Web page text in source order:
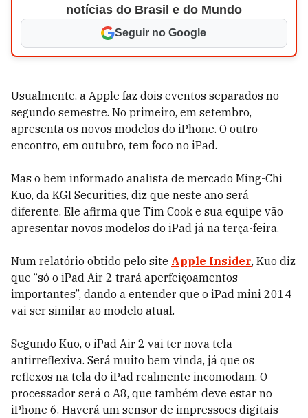
notícias do Brasil e do Mundo
Seguir no Google
Usualmente, a Apple faz dois eventos separados no
segundo semestre. No primeiro, em setembro,
apresenta os novos modelos do iPhone. O outro
encontro, em outubro, tem foco no iPad.
Mas o bem informado analista de mercado Ming-Chi
Kuo, da KGI Securities, diz que neste ano será
diferente. Ele afirma que Tim Cook e sua equipe vão
apresentar novos modelos do iPad já na terça-feira.
Num relatório obtido pelo site Apple Insider, Kuo diz
que “só o iPad Air 2 trará aperfeiçoamentos
importantes”, dando a entender que o iPad mini 2014
vai ser similar ao modelo atual.
Segundo Kuo, o iPad Air 2 vai ter nova tela
antirreflexiva. Será muito bem vinda, já que os
reflexos na tela do iPad realmente incomodam. O
processador será o A8, que também deve estar no
iPhone 6. Haverá um sensor de impressões digitais